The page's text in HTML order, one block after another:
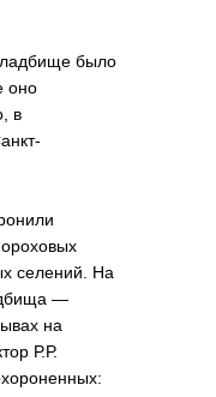
было
оно
в
селений. На
—
на
Р.Р.